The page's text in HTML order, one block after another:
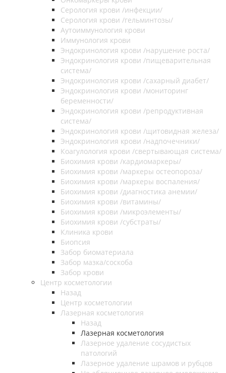
Серология крови /инфекции/
Серология крови /гельминтозы/
Аутоиммунология крови
Иммунология крови
Эндокринология крови /нарушение роста/
Эндокринология крови /пищеварительная
система/
Эндокринология крови /сахарный диабет/
Эндокринология крови /мониторинг
беременности/
Эндокринология крови /репродуктивная
система/
Эндокринология крови /щитовидная железа/
Эндокринология крови /надпочечники/
Коагулология крови /свертывающая система/
Биохимия крови /кардиомаркеры/
Биохимия крови /маркеры остеопороза/
Биохимия крови /маркеры воспаления/
Биохимия крови /диагностика анемии/
Биохимия крови /витамины/
Биохимия крови /микроэлементы/
Биохимия крови /субстраты/
Клиника крови
Биопсия
Забор биоматериала
Забор мазка/соскоба
Забор крови
Центр косметологии
Назад
Центр косметологии
Лазерная косметология
Назад
Лазерная косметология
Лазерное удаление сосудистых
патологий
Лазерное удаление шрамов и рубцов